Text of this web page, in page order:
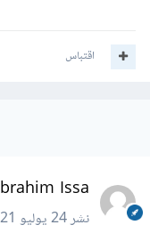
اقتباس
Ibrahim Issa
نشر24 يوليو 2021